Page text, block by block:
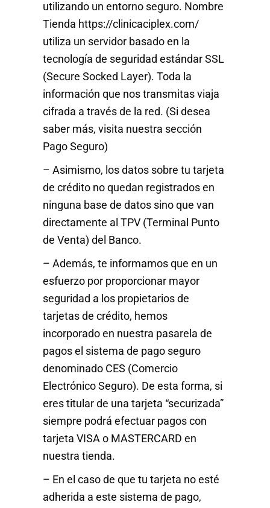
utilizando un entorno seguro. Nombre
Tienda https://clinicaciplex.com/
utiliza un servidor basado en la
tecnología de seguridad estándar SSL
(Secure Socked Layer). Toda la
información que nos transmitas viaja
cifrada a través de la red. (Si desea
saber más, visita nuestra sección
Pago Seguro)
– Asimismo, los datos sobre tu tarjeta
de crédito no quedan registrados en
ninguna base de datos sino que van
directamente al TPV (Terminal Punto
de Venta) del Banco.
– Además, te informamos que en un
esfuerzo por proporcionar mayor
seguridad a los propietarios de
tarjetas de crédito, hemos
incorporado en nuestra pasarela de
pagos el sistema de pago seguro
denominado CES (Comercio
Electrónico Seguro). De esta forma, si
eres titular de una tarjeta “securizada”
siempre podrá efectuar pagos con
tarjeta VISA o MASTERCARD en
nuestra tienda.
– En el caso de que tu tarjeta no esté
adherida a este sistema de pago,